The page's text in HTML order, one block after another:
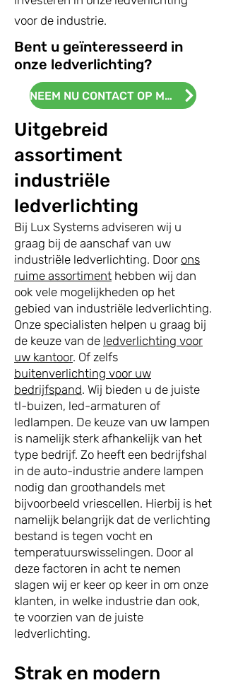
voor de industrie.
Bent u geïnteresseerd in
onze ledverlichting?
NEEM NU CONTACT OP MET ONS!
Uitgebreid
assortiment
industriële
ledverlichting
Bij Lux Systems adviseren wij u
graag bij de aanschaf van uw
industriële ledverlichting. Door ons
ruime assortiment hebben wij dan
ook vele mogelijkheden op het
gebied van industriële ledverlichting.
Onze specialisten helpen u graag bij
de keuze van de ledverlichting voor
uw kantoor. Of zelfs
buitenverlichting voor uw
bedrijfspand. Wij bieden u de juiste
tl-buizen, led-armaturen of
ledlampen. De keuze van uw lampen
is namelijk sterk afhankelijk van het
type bedrijf. Zo heeft een bedrijfshal
in de auto-industrie andere lampen
nodig dan groothandels met
bijvoorbeeld vriescellen. Hierbij is het
namelijk belangrijk dat de verlichting
bestand is tegen vocht en
temperatuurswisselingen. Door al
deze factoren in acht te nemen
slagen wij er keer op keer in om onze
klanten, in welke industrie dan ook,
te voorzien van de juiste
ledverlichting.
Strak en modern